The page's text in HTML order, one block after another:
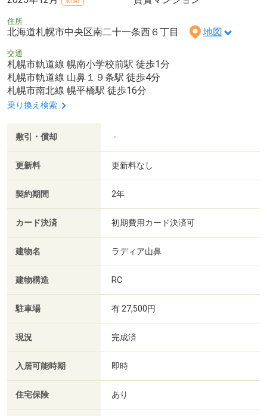
住所
北海道札幌市中央区南二十一条西６丁目 地図
交通
札幌市軌道線 幌南小学校前駅 徒歩1分
札幌市軌道線 山鼻１９条駅 徒歩4分
札幌市南北線 幌平橋駅 徒歩16分
乗り換え検索
敷引・償却 -
更新料 更新料なし
契約期間 2年
カード決済 初期費用カード決済可
建物名 ラディア山鼻
建物構造 RC
駐車場 有 27,500円
現況 完成済
入居可能時期 即時
住宅保険 あり